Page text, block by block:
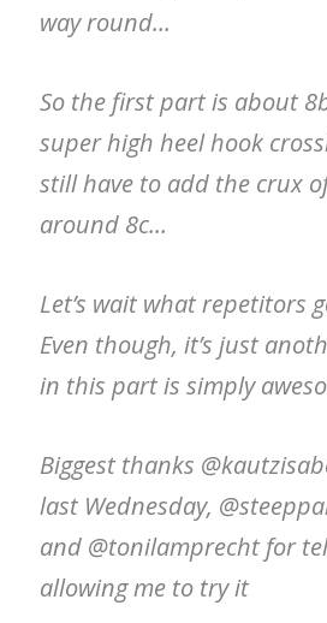
way round…
So the first part is about
super high heel hook
still have to add the crux
around 8c…
Let’s wait what repetitors
Even though, it’s just
in this part is simply
Biggest thanks
last Wednesday,
and @tonilamprecht for
allowing me to try it